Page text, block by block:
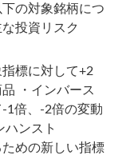
の対象銘柄につ
投資リスク
標に対して+2
・インバース
-1倍、-2倍の変動
ハンスト
めの新しい指標